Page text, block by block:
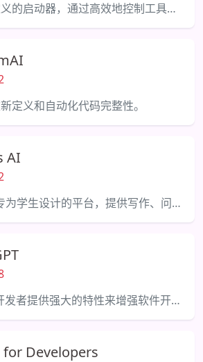
一个快速、可自定义的启动器，通过高效地控制工具来帮助您保持专注。
定义和自动化代码完整性。
AI
Caktus AI是一个专为学生设计的平台，提供写作、问题解决、编程等强大的人工智能功能。
CodeGPT通过为开发者提供强大的特性来增强软件开发。
for Developers